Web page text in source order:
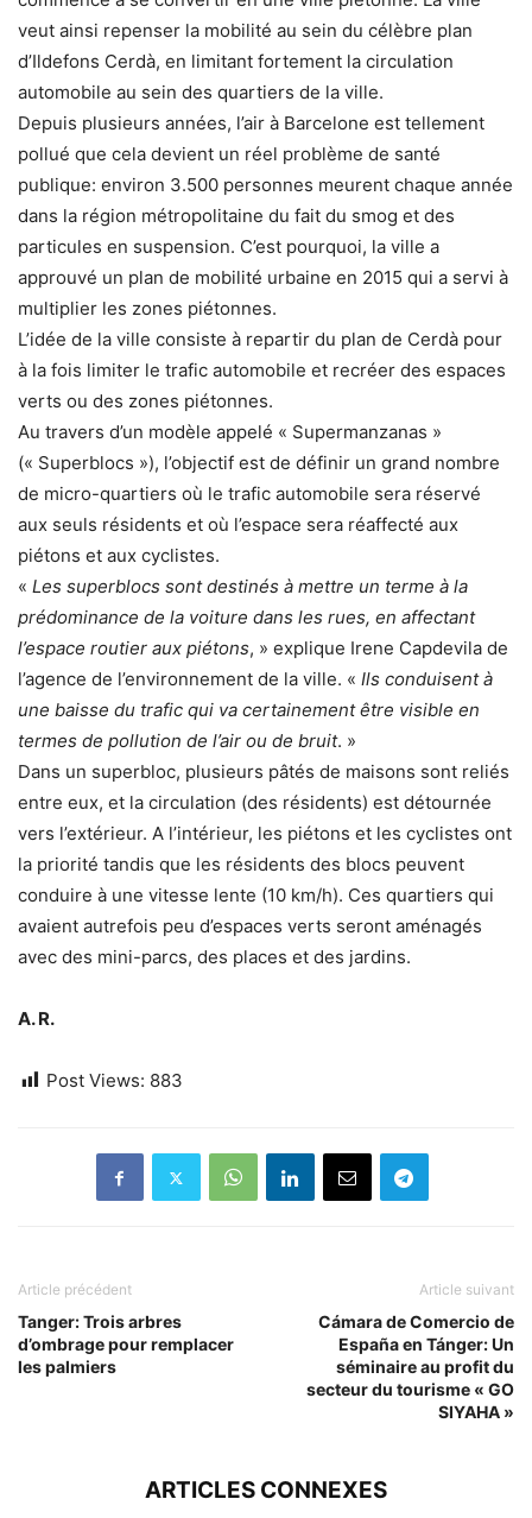
veut ainsi repenser la mobilité au sein du célèbre plan
d’Ildefons Cerdà, en limitant fortement la circulation
automobile au sein des quartiers de la ville.
Depuis plusieurs années, l’air à Barcelone est tellement
pollué que cela devient un réel problème de santé
publique: environ 3.500 personnes meurent chaque année
dans la région métropolitaine du fait du smog et des
particules en suspension. C’est pourquoi, la ville a
approuvé un plan de mobilité urbaine en 2015 qui a servi à
multiplier les zones piétonnes.
L’idée de la ville consiste à repartir du plan de Cerdà pour
à la fois limiter le trafic automobile et recréer des espaces
verts ou des zones piétonnes.
Au travers d’un modèle appelé « Supermanzanas »
(« Superblocs »), l’objectif est de définir un grand nombre
de micro-quartiers où le trafic automobile sera réservé
aux seuls résidents et où l’espace sera réaffecté aux
piétons et aux cyclistes.
« Les superblocs sont destinés à mettre un terme à la
prédominance de la voiture dans les rues, en affectant
l’espace routier aux piétons, » explique Irene Capdevila de
l’agence de l’environnement de la ville. « Ils conduisent à
une baisse du trafic qui va certainement être visible en
termes de pollution de l’air ou de bruit. »
Dans un superbloc, plusieurs pâtés de maisons sont reliés
entre eux, et la circulation (des résidents) est détournée
vers l’extérieur. A l’intérieur, les piétons et les cyclistes ont
la priorité tandis que les résidents des blocs peuvent
conduire à une vitesse lente (10 km/h). Ces quartiers qui
avaient autrefois peu d’espaces verts seront aménagés
avec des mini-parcs, des places et des jardins.
A. R.
Post Views: 883
Article précédent
Tanger: Trois arbres
d’ombrage pour remplacer
les palmiers
Article suivant
Cámara de Comercio de
España en Tánger: Un
séminaire au profit du
secteur du tourisme « GO
SIYAHA »
ARTICLES CONNEXES